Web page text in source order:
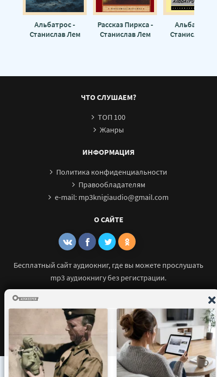
Альбатрос -
Станислав Лем
Рассказ Пиркса -
Станислав Лем
Альбатрос -
Станислав
ЧТО СЛУШАЕМ?
ТОП 100
Жанры
ИНФОРМАЦИЯ
Политика конфиденциальности
Правообладателям
e-mail: mp3knigiaudio@gmail.com
О САЙТЕ
Бесплатный сайт аудиокниг, где вы можете прослушать
mp3 аудиокнигу без регистрации.
© 2021 - 2026 mp3-knigi-audio.com Все права защищены